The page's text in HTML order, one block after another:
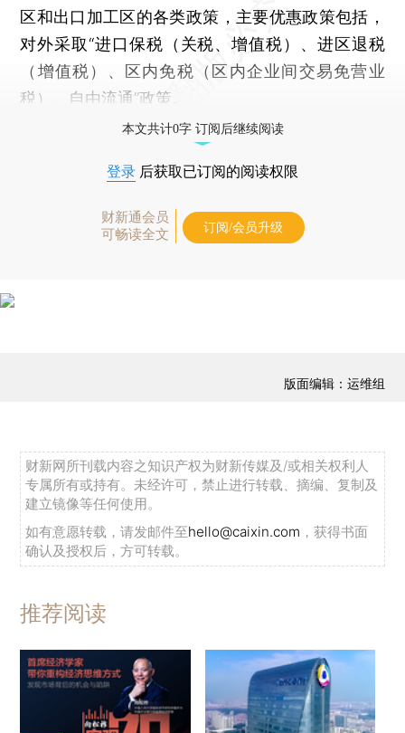
区和出口加工区的各类政策，主要优惠政策包括，
对外采取“进口保税（关税、增值税）、进区退税
（增值税）、区内免税（区内企业间交易免营业
税）、自由流通”政策。
本文共计0字 订阅后继续阅读
登录 后获取已订阅的阅读权限
财新通会员
可畅读全文
订阅/会员升级
版面编辑：运维组
财新网所刊载内容之知识产权为财新传媒及/或相关权利人
专属所有或持有。未经许可，禁止进行转载、摘编、复制及
建立镜像等任何使用。
如有意愿转载，请发邮件至hello@caixin.com ，获得书面
确认及授权后，方可转载。
推荐阅读